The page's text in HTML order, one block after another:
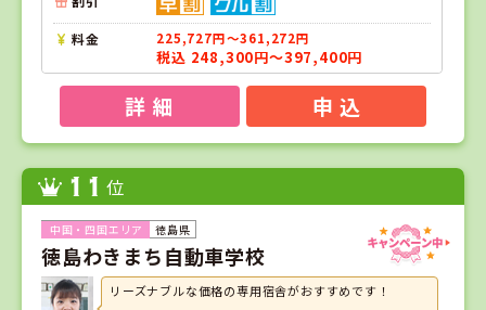
料金 225,727円～361,272円
税込 248,300円～397,400円
詳 細 申 込
11 位
徳島県
徳島わきまち自動車学校
リーズナブルな価格の専用宿舎がおすすめです！